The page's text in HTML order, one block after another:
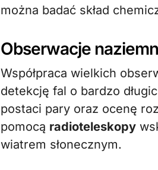
można badać skład
Obserwacje
Współpraca wielkich
detekcję fal o bardzo
postaci pary oraz ocenę
pomocą radioteleskopy
wiatrem słonecznym.